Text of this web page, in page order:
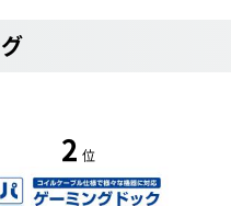
2 位